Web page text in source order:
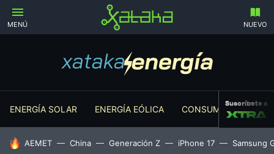
MENÚ NUEVO
ENERGÍA SOLAR ENERGÍA EÓLICA CONSUMO
Suscríbete a
HOY SE HABLA DE
AEMET China Generación Z iPhone 17 Samsung